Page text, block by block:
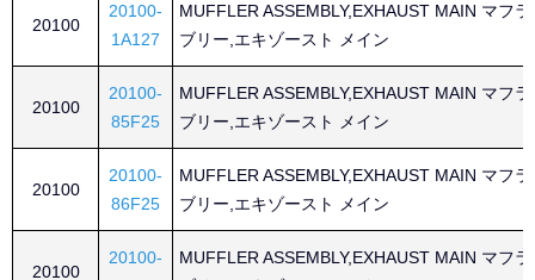
20100
20100-
1A127
MUFFLER ASSEMBLY,EXHAUST MAIN マフ
ブリー,エキゾースト メイン
20100
20100-
85F25
MUFFLER ASSEMBLY,EXHAUST MAIN マフ
ブリー,エキゾースト メイン
20100
20100-
86F25
MUFFLER ASSEMBLY,EXHAUST MAIN マフ
ブリー,エキゾースト メイン
20100
20100-
MUFFLER ASSEMBLY,EXHAUST MAIN マフ